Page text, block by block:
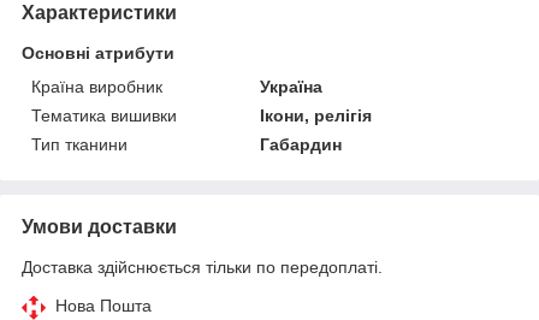
Характеристики
Основні атрибути
Країна виробник
Україна
Тематика вишивки
Ікони, релігія
Тип тканини
Габардин
Умови доставки
Доставка здійснюється тільки по передоплаті.
Нова Пошта